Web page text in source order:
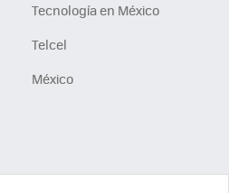
Tecnología en México
Telcel
México